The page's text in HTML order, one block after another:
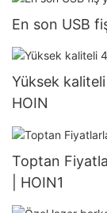
En son USB
Yüksek kaliteli
HOIN
Toptan
| HOIN1